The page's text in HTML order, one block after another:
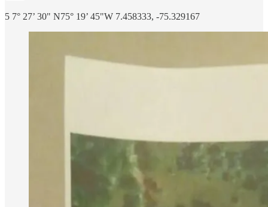
5 7° 27’ 30" N75° 19’ 45"W 7.458333, -75.329167